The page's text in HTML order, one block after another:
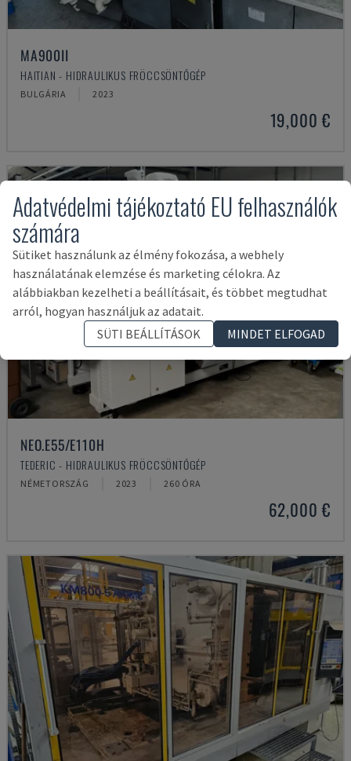
MA900ІІ
HAITIAN - HIDRAULIKUS FRÖCCSÖNTŐGÉP
BULGÁRIA 2023
19,000 €
NEO.E55/E110H
TEDERIC - HIDRAULIKUS FRÖCCSÖNTŐGÉP
NÉMETORSZÁG 2023 260 ÓRA
62,000 €
Adatvédelmi tájékoztató EU felhasználók
számára
Sütiket használunk az élmény fokozása, a webhely
használatának elemzése és marketing célokra. Az
alábbiakban kezelheti a beállításait, és többet megtudhat
arról, hogyan használjuk az adatait.
SÜTI BEÁLLÍTÁSOK
MINDET ELFOGAD